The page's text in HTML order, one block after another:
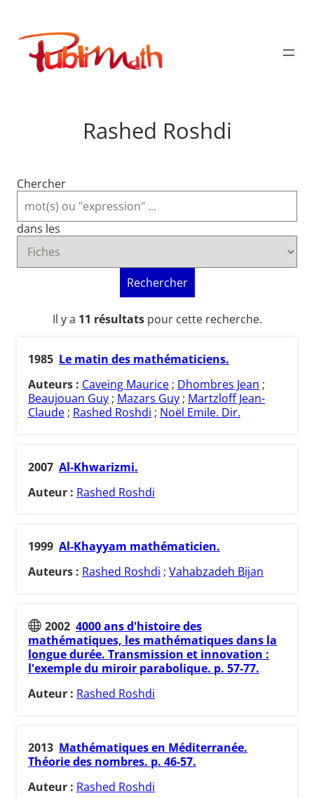
contenu
Publimath
Rashed Roshdi
Chercher
dans les
Rechercher
Il y a 11 résultatspour cette recherche.
1985 Le matin des mathématiciens.
Auteurs : Caveing Maurice ; Dhombres Jean ;
Beaujouan Guy ; Mazars Guy ; Martzloff Jean-
Claude ; Rashed Roshdi ; Noël Emile. Dir.
2007 Al-Khwarizmi.
Auteur : Rashed Roshdi
1999 Al-Khayyam mathématicien.
Auteurs : Rashed Roshdi ; Vahabzadeh Bijan
2002 4000 ans d'histoire des
mathématiques, les mathématiques dans la
longue durée. Transmission et innovation :
l'exemple du miroir parabolique. p. 57-77.
Auteur : Rashed Roshdi
2013 Mathématiques en Méditerranée.
Théorie des nombres. p. 46-57.
Auteur : Rashed Roshdi